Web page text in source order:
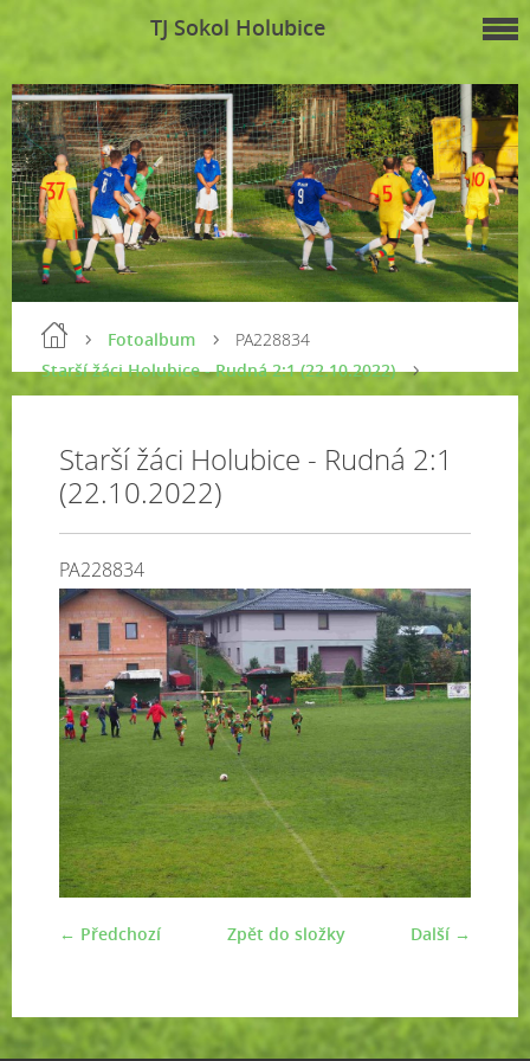
TJ Sokol Holubice
Fotoalbum
Starší žáci Holubice - Rudná 2:1 (22.10.2022)
PA228834
Starší žáci Holubice - Rudná 2:1
(22.10.2022)
PA228834
← Předchozí Další →
Zpět do složky